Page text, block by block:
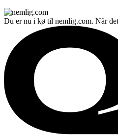
Du er nu i kø til nemlig.com. Når